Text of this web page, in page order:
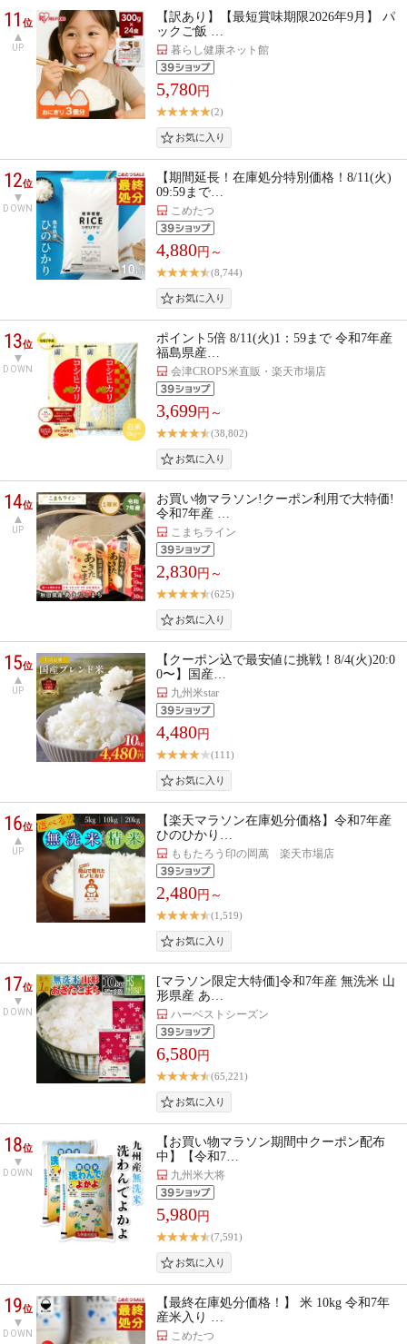
11位
UP
【訳あり】【最短賞味期限2026年9月】 パ
ックご飯 …
暮らし健康ネット館
5,780円
(2)
12位
DOWN
【期間延長！在庫処分特別価格！8/11(火)
09:59まで…
こめたつ
4,880円～
(8,744)
13位
DOWN
ポイント5倍 8/11(火)1：59まで 令和7年産
福島県産…
会津CROPS米直販・楽天市場店
3,699円～
(38,802)
14位
UP
お買い物マラソン!クーポン利用で大特価!
令和7年産 …
こまちライン
2,830円～
(625)
15位
UP
【クーポン込で最安値に挑戦！8/4(火)20:0
0〜】国産…
九州米star
4,480円
(111)
16位
UP
【楽天マラソン在庫処分価格】令和7年産
ひのひかり…
ももたろう印の岡萬 楽天市場店
2,480円～
(1,519)
17位
DOWN
[マラソン限定大特価]令和7年産 無洗米 山
形県産 あ…
ハーベストシーズン
6,580円
(65,221)
18位
DOWN
【お買い物マラソン期間中クーポン配布
中】【令和7…
九州米大将
5,980円
(7,591)
19位
DOWN
【最終在庫処分価格！】 米 10kg 令和7年
産米入り …
こめたつ